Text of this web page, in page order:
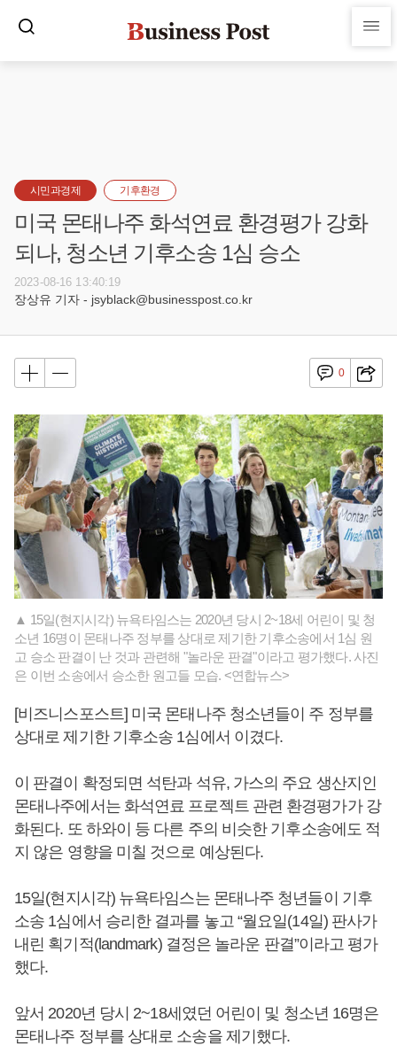
시민과경제 기후환경
미국 몬태나주 화석연료 환경평가 강화
되나, 청소년 기후소송 1심 승소
2023-08-16 13:40:19
장상유 기자 - jsyblack@businesspost.co.kr
0
▲ 15일(현지시각) 뉴욕타임스는 2020년 당시 2~18세 어린이 및 청
소년 16명이 몬태나주 정부를 상대로 제기한 기후소송에서 1심 원
고 승소 판결이 난 것과 관련해 "놀라운 판결"이라고 평가했다. 사진
은 이번 소송에서 승소한 원고들 모습. <연합뉴스>
[비즈니스포스트] 미국 몬태나주 청소년들이 주 정부를
상대로 제기한 기후소송 1심에서 이겼다.
이 판결이 확정되면 석탄과 석유, 가스의 주요 생산지인
몬태나주에서는 화석연료 프로젝트 관련 환경평가가 강
화된다. 또 하와이 등 다른 주의 비슷한 기후소송에도 적
지 않은 영향을 미칠 것으로 예상된다.
15일(현지시각) 뉴욕타임스는 몬태나주 청년들이 기후
소송 1심에서 승리한 결과를 놓고 “월요일(14일) 판사가
내린 획기적(landmark) 결정은 놀라운 판결”이라고 평가
했다.
앞서 2020년 당시 2~18세였던 어린이 및 청소년 16명은
몬태나주 정부를 상대로 소송을 제기했다.